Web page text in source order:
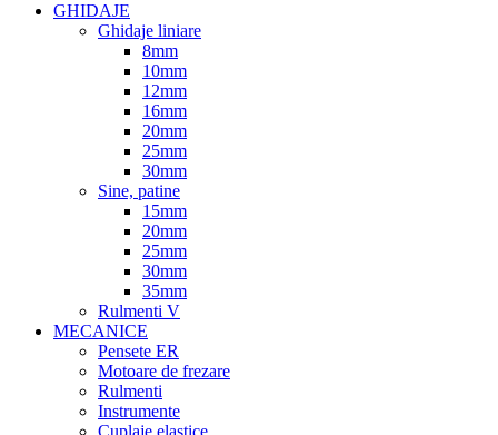
GHIDAJE
Ghidaje liniare
8mm
10mm
12mm
16mm
20mm
25mm
30mm
Sine, patine
15mm
20mm
25mm
30mm
35mm
Rulmenti V
MECANICE
Pensete ER
Motoare de frezare
Rulmenti
Instrumente